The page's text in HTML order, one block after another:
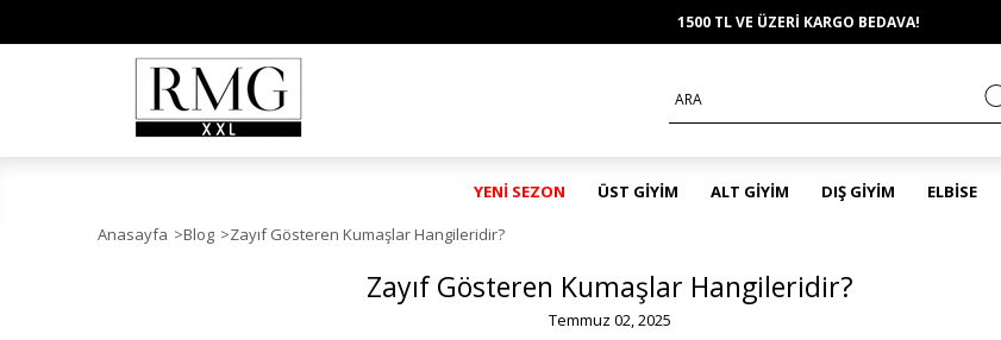
1500 TL VE ÜZERİ KARGO BEDAVA!
YENİ SEZON ÜST GİYİM ALT GİYİM DIŞ GİYİM ELBİSE
Anasayfa >Blog >Zayıf Gösteren Kumaşlar Hangileridir?
Zayıf Gösteren Kumaşlar Hangileridir?
Temmuz 02, 2025